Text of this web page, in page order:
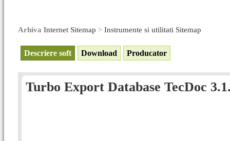
Arhiva Internet Sitemap > Instrumente si utilitati Sitemap
Descriere soft Download Producator
Turbo Export Database TecDoc